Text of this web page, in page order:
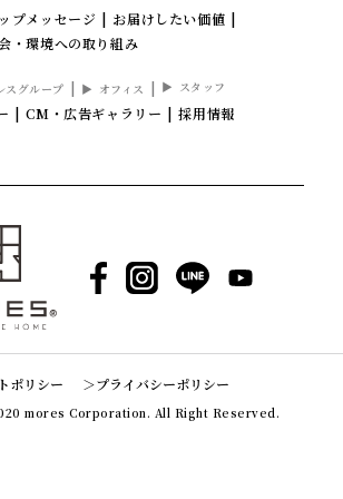
プメッセージ
お届けしたい価値
・環境への取り組み
スグループ オフィス スタッフ
CM・広告ギャラリー 採用情報
Facebook
Instagram
LINE YouTube
ポリシー プライバシーポリシー
mores Corporation. All Right Reserved.